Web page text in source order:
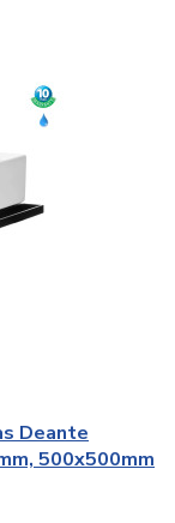
Deante
500x500mm